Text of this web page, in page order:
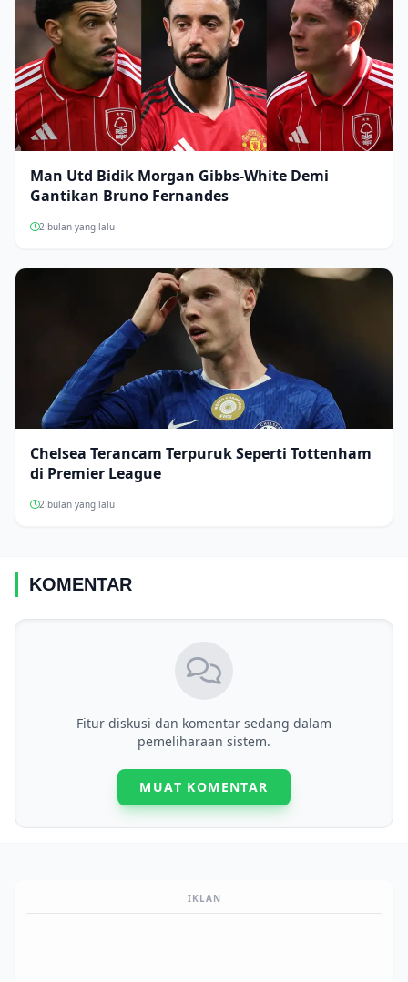
Man Utd Bidik Morgan Gibbs-White Demi
Gantikan Bruno Fernandes
2 bulan yang lalu
Chelsea Terancam Terpuruk Seperti Tottenham
di Premier League
2 bulan yang lalu
KOMENTAR
Fitur diskusi dan komentar sedang dalam
pemeliharaan sistem.
MUAT KOMENTAR
IKLAN